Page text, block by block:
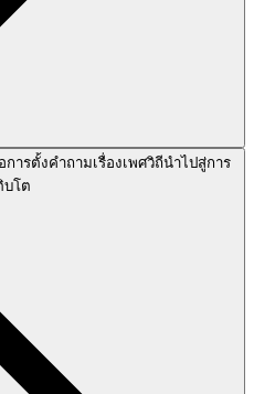
รตั้งคำถามเรื่องเพศวิถีนำไปสู่การ
บโต